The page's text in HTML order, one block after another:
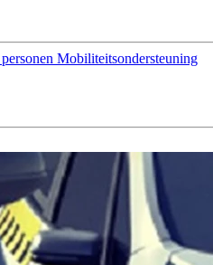
Mobiliteitsondersteuning